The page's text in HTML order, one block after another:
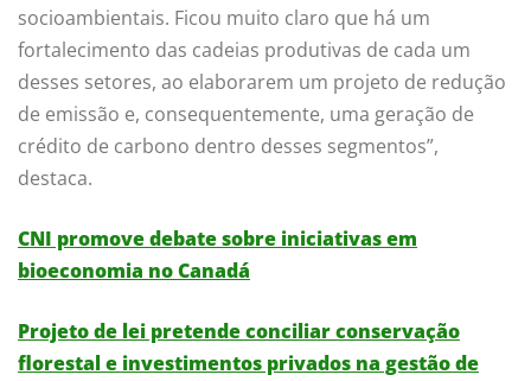
socioambientais. Ficou muito claro que há um
fortalecimento das cadeias produtivas de cada um
desses setores, ao elaborarem um projeto de redução
de emissão e, consequentemente, uma geração de
crédito de carbono dentro desses segmentos”,
destaca.
CNI promove debate sobre iniciativas em
bioeconomia no Canadá
Projeto de lei pretende conciliar conservação
florestal e investimentos privados na gestão de